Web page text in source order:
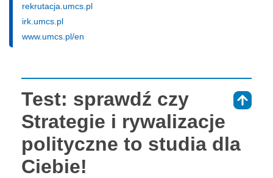
rekrutacja.umcs.pl
irk.umcs.pl
www.umcs.pl/en
Test: sprawdź czy
Strategie i rywalizacje
polityczne to studia dla
Ciebie!